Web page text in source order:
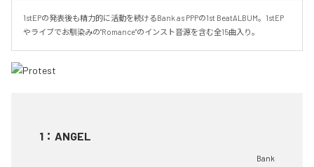
1stEPの発表後も精力的に活動を続けるBank as PPPの1st BeatALBUM。1stEP
やライブでお馴染みの"Romance"のインスト音源を含む全15曲入り。
1 ： ANGEL
Bank